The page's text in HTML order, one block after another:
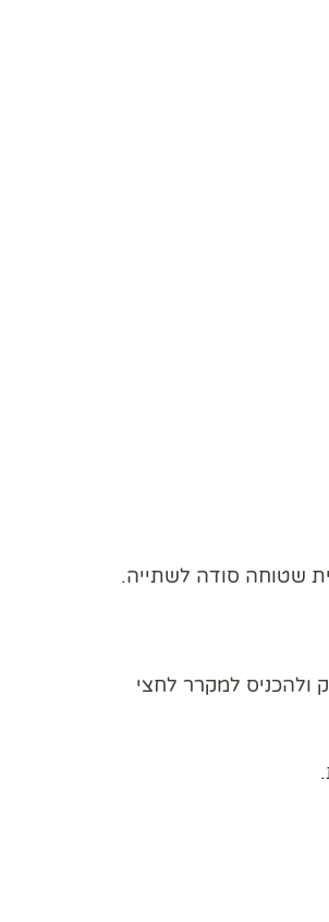
ולהכניס למקרר לחצי